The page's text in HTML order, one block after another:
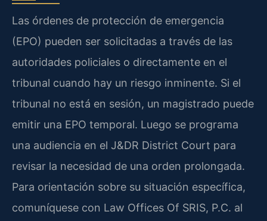
Las órdenes de protección de emergencia
(EPO) pueden ser solicitadas a través de las
autoridades policiales o directamente en el
tribunal cuando hay un riesgo inminente. Si el
tribunal no está en sesión, un magistrado puede
emitir una EPO temporal. Luego se programa
una audiencia en el J&DR District Court para
revisar la necesidad de una orden prolongada.
Para orientación sobre su situación específica,
comuníquese con Law Offices Of SRIS, P.C. al